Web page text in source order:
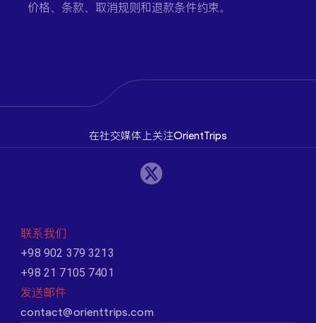
价格、条款、取消规则和退款条件约束。
在社交媒体上关注OrientTrips
联系我们
+98 902 379 3213
+98 21 7105 7401
发送邮件
contact@orienttrips.com